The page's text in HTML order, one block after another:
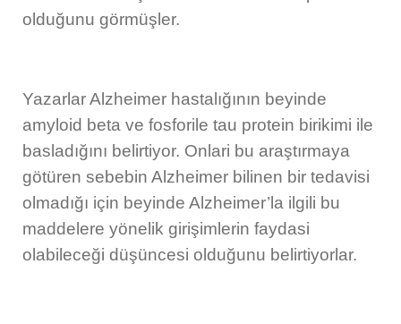
olduğunu görmüşler.
Yazarlar Alzheimer hastalığının beyinde
amyloid beta ve fosforile tau protein birikimi ile
basladığını belirtiyor. Onlari bu araştırmaya
götüren sebebin Alzheimer bilinen bir tedavisi
olmadığı için beyinde Alzheimer’la ilgili bu
maddelere yönelik girişimlerin faydasi
olabileceği düşüncesi olduğunu belirtiyorlar.